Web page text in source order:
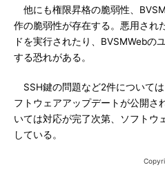
他にも権限昇格の脆弱性、
作の脆弱性が存在する。悪用され
ドを実行されたり、BVSMWebの
する恐れがある。
SSH鍵の問題など2件について
フトウェアアップデートが公開さ
いては対応が完了次第、ソフトウ
している。